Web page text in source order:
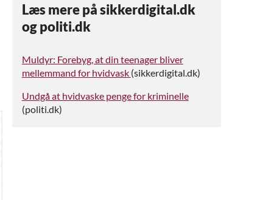
Læs mere på sikkerdigital.dk
og politi.dk
Muldyr: Forebyg, at din teenager bliver
mellemmand for hvidvask (sikkerdigital.dk)
Undgå at hvidvaske penge for kriminelle
(politi.dk)